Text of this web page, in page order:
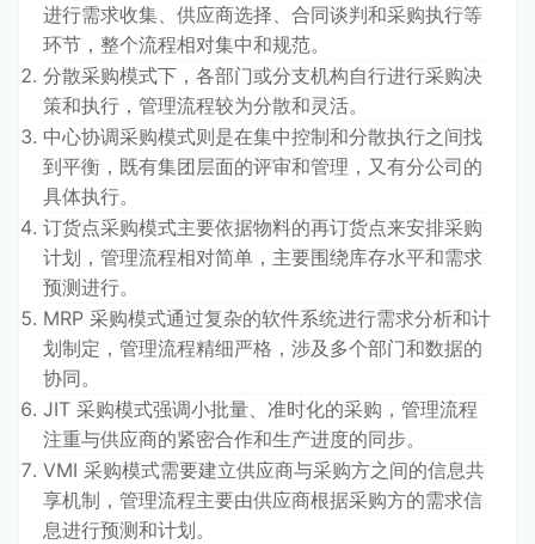
进行需求收集、供应商选择、合同谈判和采购执行等
环节，整个流程相对集中和规范。
分散采购模式下，各部门或分支机构自行进行采购决
策和执行，管理流程较为分散和灵活。
中心协调采购模式则是在集中控制和分散执行之间找
到平衡，既有集团层面的评审和管理，又有分公司的
具体执行。
订货点采购模式主要依据物料的再订货点来安排采购
计划，管理流程相对简单，主要围绕库存水平和需求
预测进行。
MRP 采购模式通过复杂的软件系统进行需求分析和计
划制定，管理流程精细严格，涉及多个部门和数据的
协同。
JIT 采购模式强调小批量、准时化的采购，管理流程
注重与供应商的紧密合作和生产进度的同步。
VMI 采购模式需要建立供应商与采购方之间的信息共
享机制，管理流程主要由供应商根据采购方的需求信
息进行预测和计划。